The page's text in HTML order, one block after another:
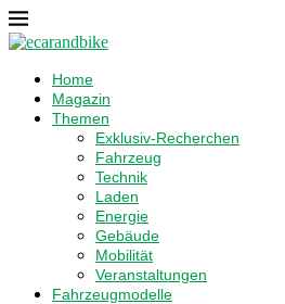
Home
Magazin
Themen
Exklusiv-Recherchen
Fahrzeug
Technik
Laden
Energie
Gebäude
Mobilität
Veranstaltungen
Fahrzeugmodelle